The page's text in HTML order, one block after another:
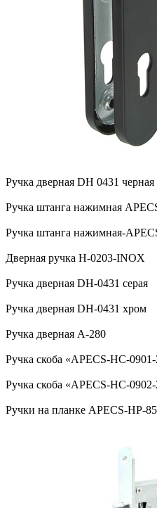
Ручка дверная DH 0431 черная
Ручка штанга нажимная
Ручка штанга нажимная-
Дверная ручка H-0203-INOX
Ручка дверная DH-0431 серая
Ручка дверная DH-0431 хром
Ручка дверная А-280
Ручка скоба «APECS-HC-
Ручка скоба «APECS-HC-
Ручки на планке APECS-HP-